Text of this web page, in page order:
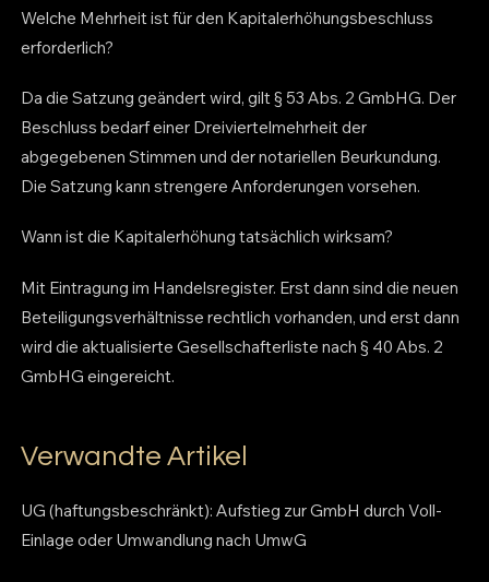
Welche Mehrheit ist für den Kapitalerhöhungsbeschluss
erforderlich?
Da die Satzung geändert wird, gilt § 53 Abs. 2 GmbHG. Der
Beschluss bedarf einer Dreiviertelmehrheit der
abgegebenen Stimmen und der notariellen Beurkundung.
Die Satzung kann strengere Anforderungen vorsehen.
Wann ist die Kapitalerhöhung tatsächlich wirksam?
Mit Eintragung im Handelsregister. Erst dann sind die neuen
Beteiligungsverhältnisse rechtlich vorhanden, und erst dann
wird die aktualisierte Gesellschafterliste nach § 40 Abs. 2
GmbHG eingereicht.
Verwandte Artikel
UG (haftungsbeschränkt): Aufstieg zur GmbH durch Voll-
Einlage oder Umwandlung nach UmwG